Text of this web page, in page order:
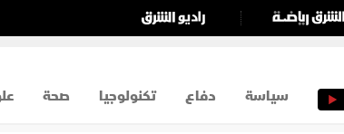
سياسة دفاع تكنولوجيا صحة